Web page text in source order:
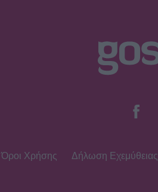
Όροι Χρήσης Δήλωση Εχεμύθειας